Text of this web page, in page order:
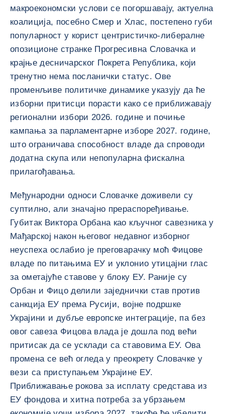
макроекономски услови се погоршавају, актуелна
коалиција, посебно Смер и Хлас, постепено губи
популарност у корист центристичко-либералне
опозиционе странке Прогресивна Словачка и
крајње десничарског Покрета Република, који
тренутно нема посланички статус. Ове
променљиве политичке динамике указују да ће
изборни притисци порасти како се приближавају
регионални избори 2026. године и почиње
кампања за парламентарне изборе 2027. године,
што ограничава способност владе да спроводи
додатна скупа или непопуларна фискална
прилагођавања.
Међународни односи Словачке доживели су
суптилно, али значајно прераспоређивање.
Губитак Виктора Орбана као кључног савезника у
Мађарској након његовог недавног изборног
неуспеха ослабио је преговарачку моћ Фицове
владе по питањима ЕУ и уклонио утицајни глас
за ометајуће ставове у блоку ЕУ. Раније су
Орбан и Фицо делили заједнички став против
санкција ЕУ према Русији, војне подршке
Украјини и дубље европске интеграције, па без
овог савеза Фицова влада је дошла под већи
притисак да се усклади са ставовима ЕУ. Ова
промена се већ огледа у преокрету Словачке у
вези са приступањем Украјине ЕУ.
Приближавање рокова за исплату средстава из
ЕУ фондова и хитна потреба за убрзањем